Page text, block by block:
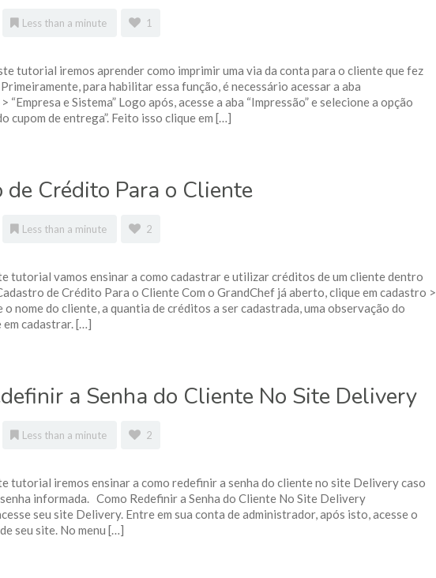
Less than a minute 1
tutorial iremos aprender como imprimir uma via da conta para o cliente que fez
para habilitar essa função, é necessário acessar a aba
“Empresa e Sistema” Logo após, acesse a aba “Impressão” e selecione a opção
cupom de entrega”. Feito isso clique em […]
de Crédito Para o Cliente
Less than a minute 2
tutorial vamos ensinar a como cadastrar e utilizar créditos de um cliente dentro
de Crédito Para o Cliente Com o GrandChef já aberto, clique em cadastro >
nome do cliente, a quantia de créditos a ser cadastrada, uma observação do
cadastrar. […]
a Senha do Cliente No Site Delivery
Less than a minute 2
tutorial iremos ensinar a como redefinir a senha do cliente no site Delivery caso
informada. Como Redefinir a Senha do Cliente No Site Delivery
seu site Delivery. Entre em sua conta de administrador, após isto, acesse o
seu site. No menu […]